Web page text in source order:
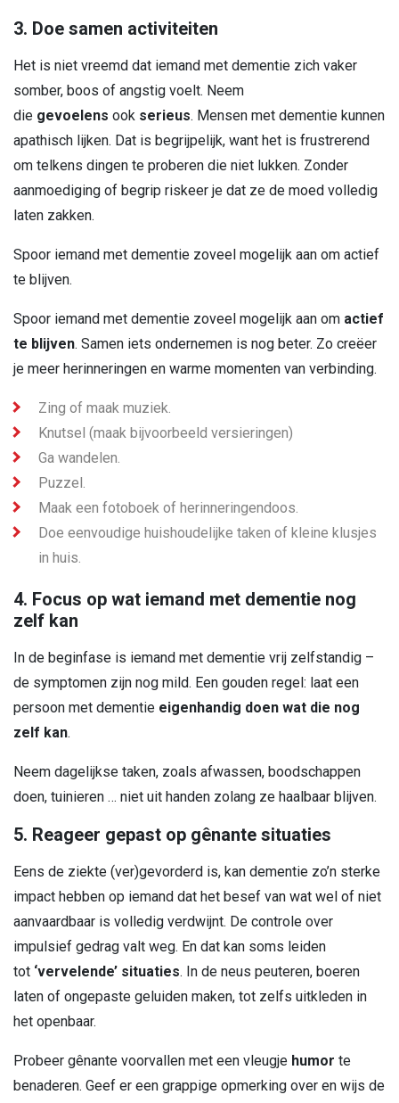
3. Doe samen activiteiten
Het is niet vreemd dat iemand met dementie zich vaker
somber, boos of angstig voelt. Neem
die gevoelens ook serieus. Mensen met dementie kunnen
apathisch lijken. Dat is begrijpelijk, want het is frustrerend
om telkens dingen te proberen die niet lukken. Zonder
aanmoediging of begrip riskeer je dat ze de moed volledig
laten zakken.
Spoor iemand met dementie zoveel mogelijk aan om actief
te blijven.
Spoor iemand met dementie zoveel mogelijk aan om actief
te blijven. Samen iets ondernemen is nog beter. Zo creëer
je meer herinneringen en warme momenten van verbinding.
Zing of maak muziek.
Knutsel (maak bijvoorbeeld versieringen)
Ga wandelen.
Puzzel.
Maak een fotoboek of herinneringendoos.
Doe eenvoudige huishoudelijke taken of kleine klusjes
in huis.
4. Focus op wat iemand met dementie nog
zelf kan
In de beginfase is iemand met dementie vrij zelfstandig –
de symptomen zijn nog mild. Een gouden regel: laat een
persoon met dementie eigenhandig doen wat die nog
zelf kan.
Neem dagelijkse taken, zoals afwassen, boodschappen
doen, tuinieren … niet uit handen zolang ze haalbaar blijven.
5. Reageer gepast op gênante situaties
Eens de ziekte (ver)gevorderd is, kan dementie zo’n sterke
impact hebben op iemand dat het besef van wat wel of niet
aanvaardbaar is volledig verdwijnt. De controle over
impulsief gedrag valt weg. En dat kan soms leiden
tot ‘vervelende’ situaties. In de neus peuteren, boeren
laten of ongepaste geluiden maken, tot zelfs uitkleden in
het openbaar.
Probeer gênante voorvallen met een vleugje humor te
benaderen. Geef er een grappige opmerking over en wijs de